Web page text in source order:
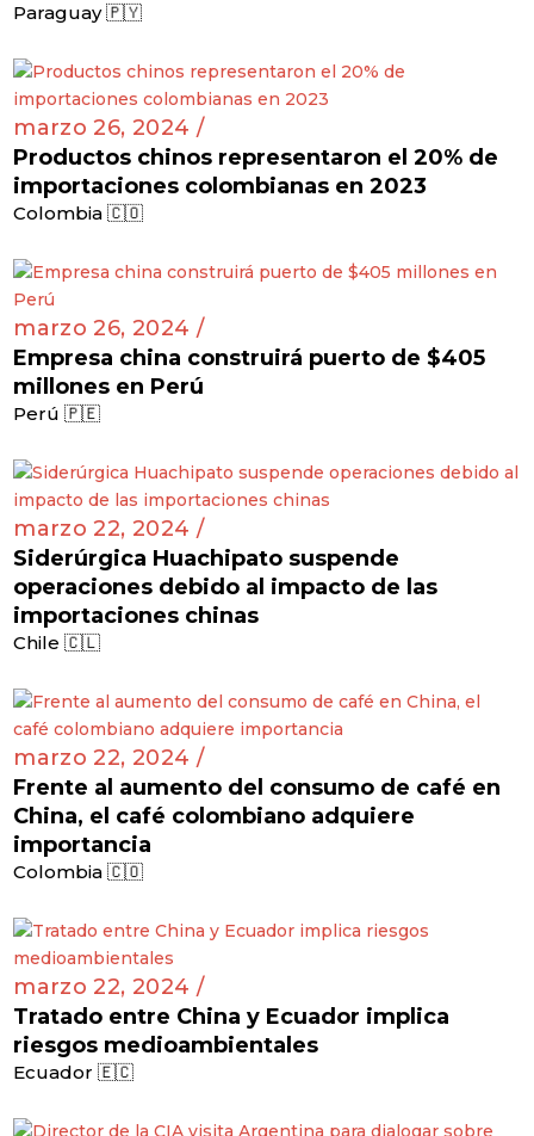
Paraguay 🇵🇾
marzo 26, 2024 /
Productos chinos representaron el 20% de
importaciones colombianas en 2023
Colombia 🇨🇴
marzo 26, 2024 /
Empresa china construirá puerto de $405
millones en Perú
Perú 🇵🇪
marzo 22, 2024 /
Siderúrgica Huachipato suspende
operaciones debido al impacto de las
importaciones chinas
Chile 🇨🇱
marzo 22, 2024 /
Frente al aumento del consumo de café en
China, el café colombiano adquiere
importancia
Colombia 🇨🇴
marzo 22, 2024 /
Tratado entre China y Ecuador implica
riesgos medioambientales
Ecuador 🇪🇨